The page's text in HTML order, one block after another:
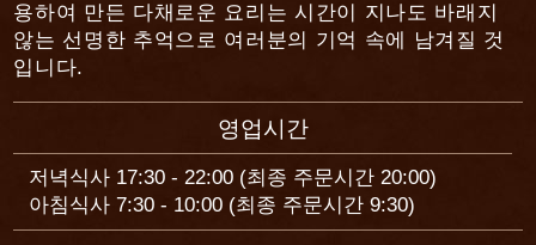
용하여 만든 다채로운 요리는 시간이 지나도 바래지
않는 선명한 추억으로 여러분의 기억 속에 남겨질 것
입니다.
영업시간
저녁식사 17:30 - 22:00 (최종 주문시간 20:00)
아침식사 7:30 - 10:00 (최종 주문시간 9:30)